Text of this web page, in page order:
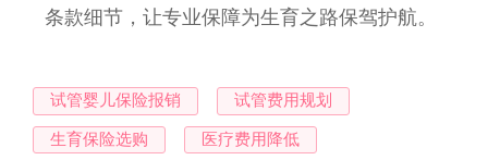
条款细节，让专业保障为生育之路保驾护航。
试管婴儿保险报销 试管费用规划
生育保险选购 医疗费用降低